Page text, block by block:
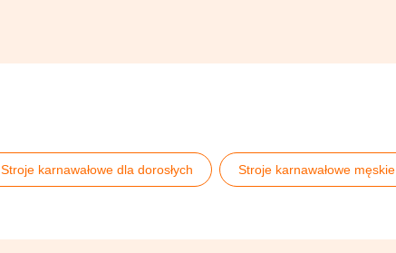
Stroje karnawałowe dla dorosłych Stroje karnawałowe męskie